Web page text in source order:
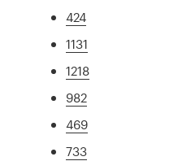
424
1131
1218
982
469
733